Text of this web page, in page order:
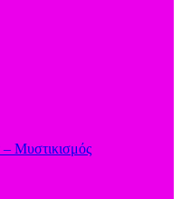
Μυστικισμός